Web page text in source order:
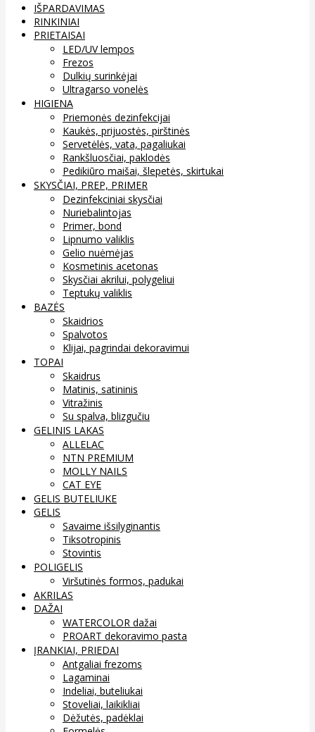
IŠPARDAVIMAS
RINKINIAI
PRIETAISAI
LED/UV lempos
Frezos
Dulkių surinkėjai
Ultragarso vonelės
HIGIENA
Priemonės dezinfekcijai
Kaukės, prijuostės, pirštinės
Servetėlės, vata, pagaliukai
Rankšluosčiai, paklodės
Pedikiūro maišai, šlepetės, skirtukai
SKYSČIAI, PREP, PRIMER
Dezinfekciniai skysčiai
Nuriebalintojas
Primer, bond
Lipnumo valiklis
Gelio nuėmėjas
Kosmetinis acetonas
Skysčiai akrilui, polygeliui
Teptukų valiklis
BAZĖS
Skaidrios
Spalvotos
Klijai, pagrindai dekoravimui
TOPAI
Skaidrus
Matinis, satininis
Vitražinis
Su spalva, blizgučiu
GELINIS LAKAS
ALLELAC
NTN PREMIUM
MOLLY NAILS
CAT EYE
GELIS BUTELIUKE
GELIS
Savaime išsilyginantis
Tiksotropinis
Stovintis
POLIGELIS
Viršutinės formos, padukai
AKRILAS
DAŽAI
WATERCOLOR dažai
PROART dekoravimo pasta
ĮRANKIAI, PRIEDAI
Antgaliai frezoms
Lagaminai
Indeliai, buteliukai
Stoveliai, laikikliai
Dėžutės, padėklai